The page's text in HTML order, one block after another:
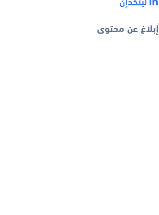
إبلاغ عن محتوى